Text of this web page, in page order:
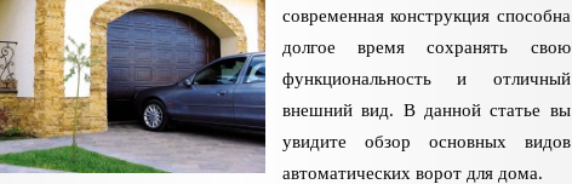
современная конструкция способна
долгое время сохранять свою
функциональность и отличный
внешний вид. В данной статье вы
увидите обзор основных видов
автоматических ворот для дома.